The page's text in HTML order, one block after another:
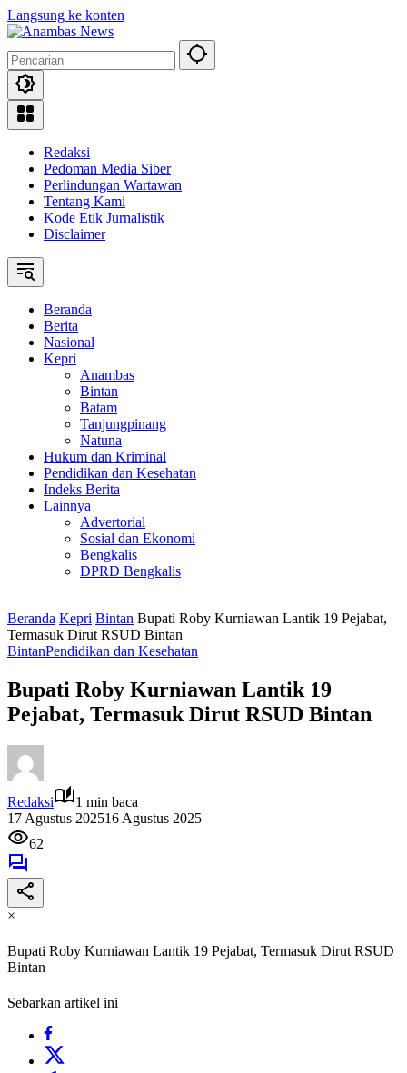
Langsung ke konten
Redaksi
Pedoman Media Siber
Perlindungan Wartawan
Tentang Kami
Kode Etik Jurnalistik
Disclaimer
Beranda
Berita
Nasional
Kepri
Anambas
Bintan
Batam
Tanjungpinang
Natuna
Hukum dan Kriminal
Pendidikan dan Kesehatan
Indeks Berita
Lainnya
Advertorial
Sosial dan Ekonomi
Bengkalis
DPRD Bengkalis
Beranda Kepri Bintan Bupati Roby Kurniawan Lantik 19 Pejabat,
Termasuk Dirut RSUD Bintan
BintanPendidikan dan Kesehatan
Bupati Roby Kurniawan Lantik 19
Pejabat, Termasuk Dirut RSUD Bintan
Redaksi
1 min baca
17 Agustus 202516 Agustus 2025
62
×
Bupati Roby Kurniawan Lantik 19 Pejabat, Termasuk Dirut RSUD
Bintan
Sebarkan artikel ini